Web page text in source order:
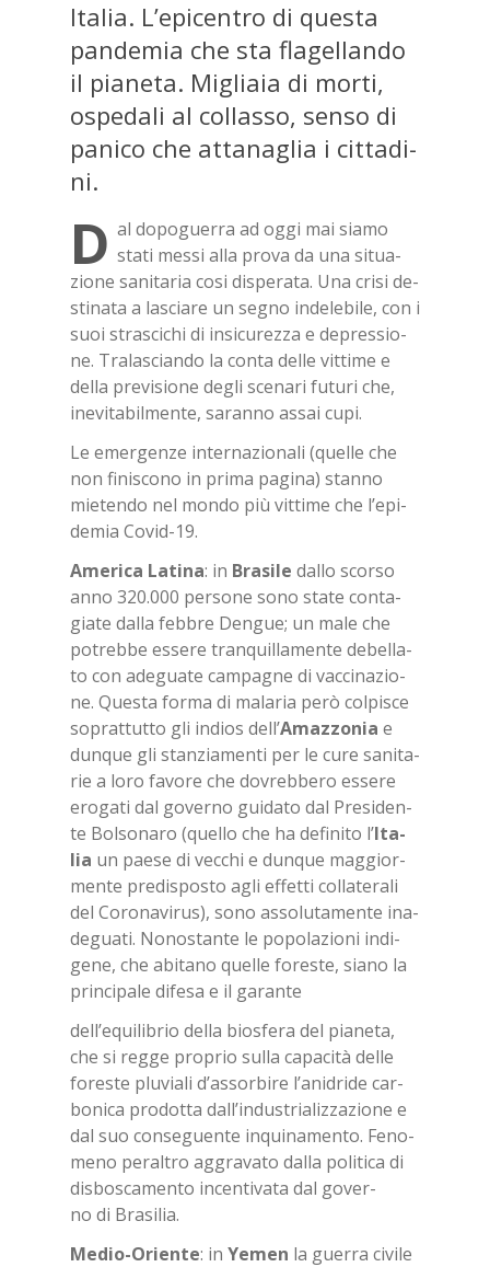
Ita­lia. L’e­pi­cen­tro di que­sta
pan­de­mia che sta fla­gel­lan­do
il pia­ne­ta. Mi­glia­ia di mor­ti,
ospe­da­li al col­las­so, sen­so di
pa­ni­co che at­ta­na­glia i cit­ta­di­
ni.
D al do­po­guer­ra ad oggi mai sia­mo
sta­ti mes­si alla pro­va da una si­tua­
zio­ne sa­ni­ta­ria cosi di­spe­ra­ta. Una cri­si de­
sti­na­ta a la­scia­re un se­gno in­de­le­bi­le, con i
suoi stra­sci­chi di in­si­cu­rez­za e de­pres­sio­
ne. Tra­la­scian­do la con­ta del­le vit­ti­me e
del­la pre­vi­sio­ne de­gli sce­na­ri fu­tu­ri che,
ine­vi­ta­bil­men­te, sa­ran­no as­sai cupi.
Le emer­gen­ze in­ter­na­zio­na­li (quel­le che
non fi­ni­sco­no in pri­ma pa­gi­na) stan­no
mie­ten­do nel mon­do più vit­ti­me che l’e­pi­
de­mia Co­vid-19.
Ame­ri­ca La­ti­na: in Bra­si­le dal­lo scor­so
anno 320.000 per­so­ne sono sta­te con­ta­
gia­te dal­la feb­bre Den­gue; un male che
po­treb­be es­se­re tran­quil­la­men­te de­bel­la­
to con ade­gua­te cam­pa­gne di vac­ci­na­zio­
ne. Que­sta for­ma di ma­la­ria però col­pi­sce
so­prat­tut­to gli in­dios dell’Amaz­zo­nia e
dun­que gli stan­zia­men­ti per le cure sa­ni­ta­
rie a loro fa­vo­re che do­vreb­be­ro es­se­re
ero­ga­ti dal go­ver­no gui­da­to dal Pre­si­den­
te Bol­so­na­ro (quel­lo che ha de­fi­ni­to l’Ita­
lia un pae­se di vec­chi e dun­que mag­gior­
men­te pre­di­spo­sto agli ef­fet­ti col­la­te­ra­li
del Co­ro­na­vi­rus), sono as­so­lu­ta­men­te ina­
de­gua­ti. No­no­stan­te le po­po­la­zio­ni in­di­
ge­ne, che abi­ta­no quel­le fo­re­ste, sia­no la
prin­ci­pa­le di­fe­sa e il ga­ran­te
del­l’e­qui­li­brio del­la bio­sfe­ra del pia­ne­ta,
che si reg­ge pro­prio sul­la ca­pa­ci­tà del­le
fo­re­ste plu­via­li d’as­sor­bi­re l’a­ni­dri­de car­
bo­ni­ca pro­dot­ta dal­l’in­du­stria­liz­za­zio­ne e
dal suo con­se­guen­te in­qui­na­men­to. Fe­no­
me­no pe­ral­tro ag­gra­va­to dal­la po­li­ti­ca di
di­sbo­sca­men­to in­cen­ti­va­ta dal go­ver­
no di Bra­si­lia.
Me­dio-Orien­te: in Ye­men la guer­ra ci­vi­le